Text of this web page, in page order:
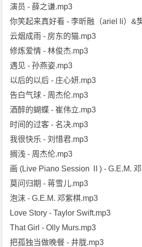
演员 - 薛之谦.mp3
你笑起来真好看 - 李昕融（ariel li）&
云烟成雨 - 房东的猫.mp3
修炼爱情 - 林俊杰.mp3
遇见 - 孙燕姿.mp3
以后的以后 - 庄心妍.mp3
告白气球 - 周杰伦.mp3
酒醉的蝴蝶 - 崔伟立.mp3
时间的过客 - 名决.mp3
我很快乐 - 刘惜君.mp3
搁浅 - 周杰伦.mp3
画 (Live Piano Session Ⅱ) - G.E.M.
莫问归期 - 蒋雪儿.mp3
泡沫 - G.E.M. 邓紫棋.mp3
Love Story - Taylor Swift.mp3
That Girl - Olly Murs.mp3
把孤独当做晚餐 - 井胧.mp3